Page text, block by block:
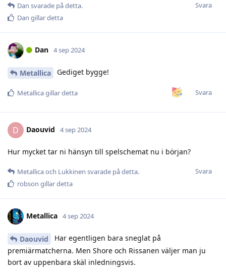
Svara
Dan svarade på detta.
Dan gillar detta
Dan 4 sep 2024
Metallica Gediget bygge!
Svara
Metallicagillar detta
D Daouvid 4 sep 2024
Hur mycket tar ni hänsyn till spelschemat nu i början?
Svara
Metallicaoch Lukkinen svarade på detta.
robson gillar detta
Metallica 4 sep 2024
Daouvid
Har egentligen bara sneglat på
premiärmatcherna. Men Shore och Rissanen väljer man ju
bort av uppenbara skäl inledningsvis.